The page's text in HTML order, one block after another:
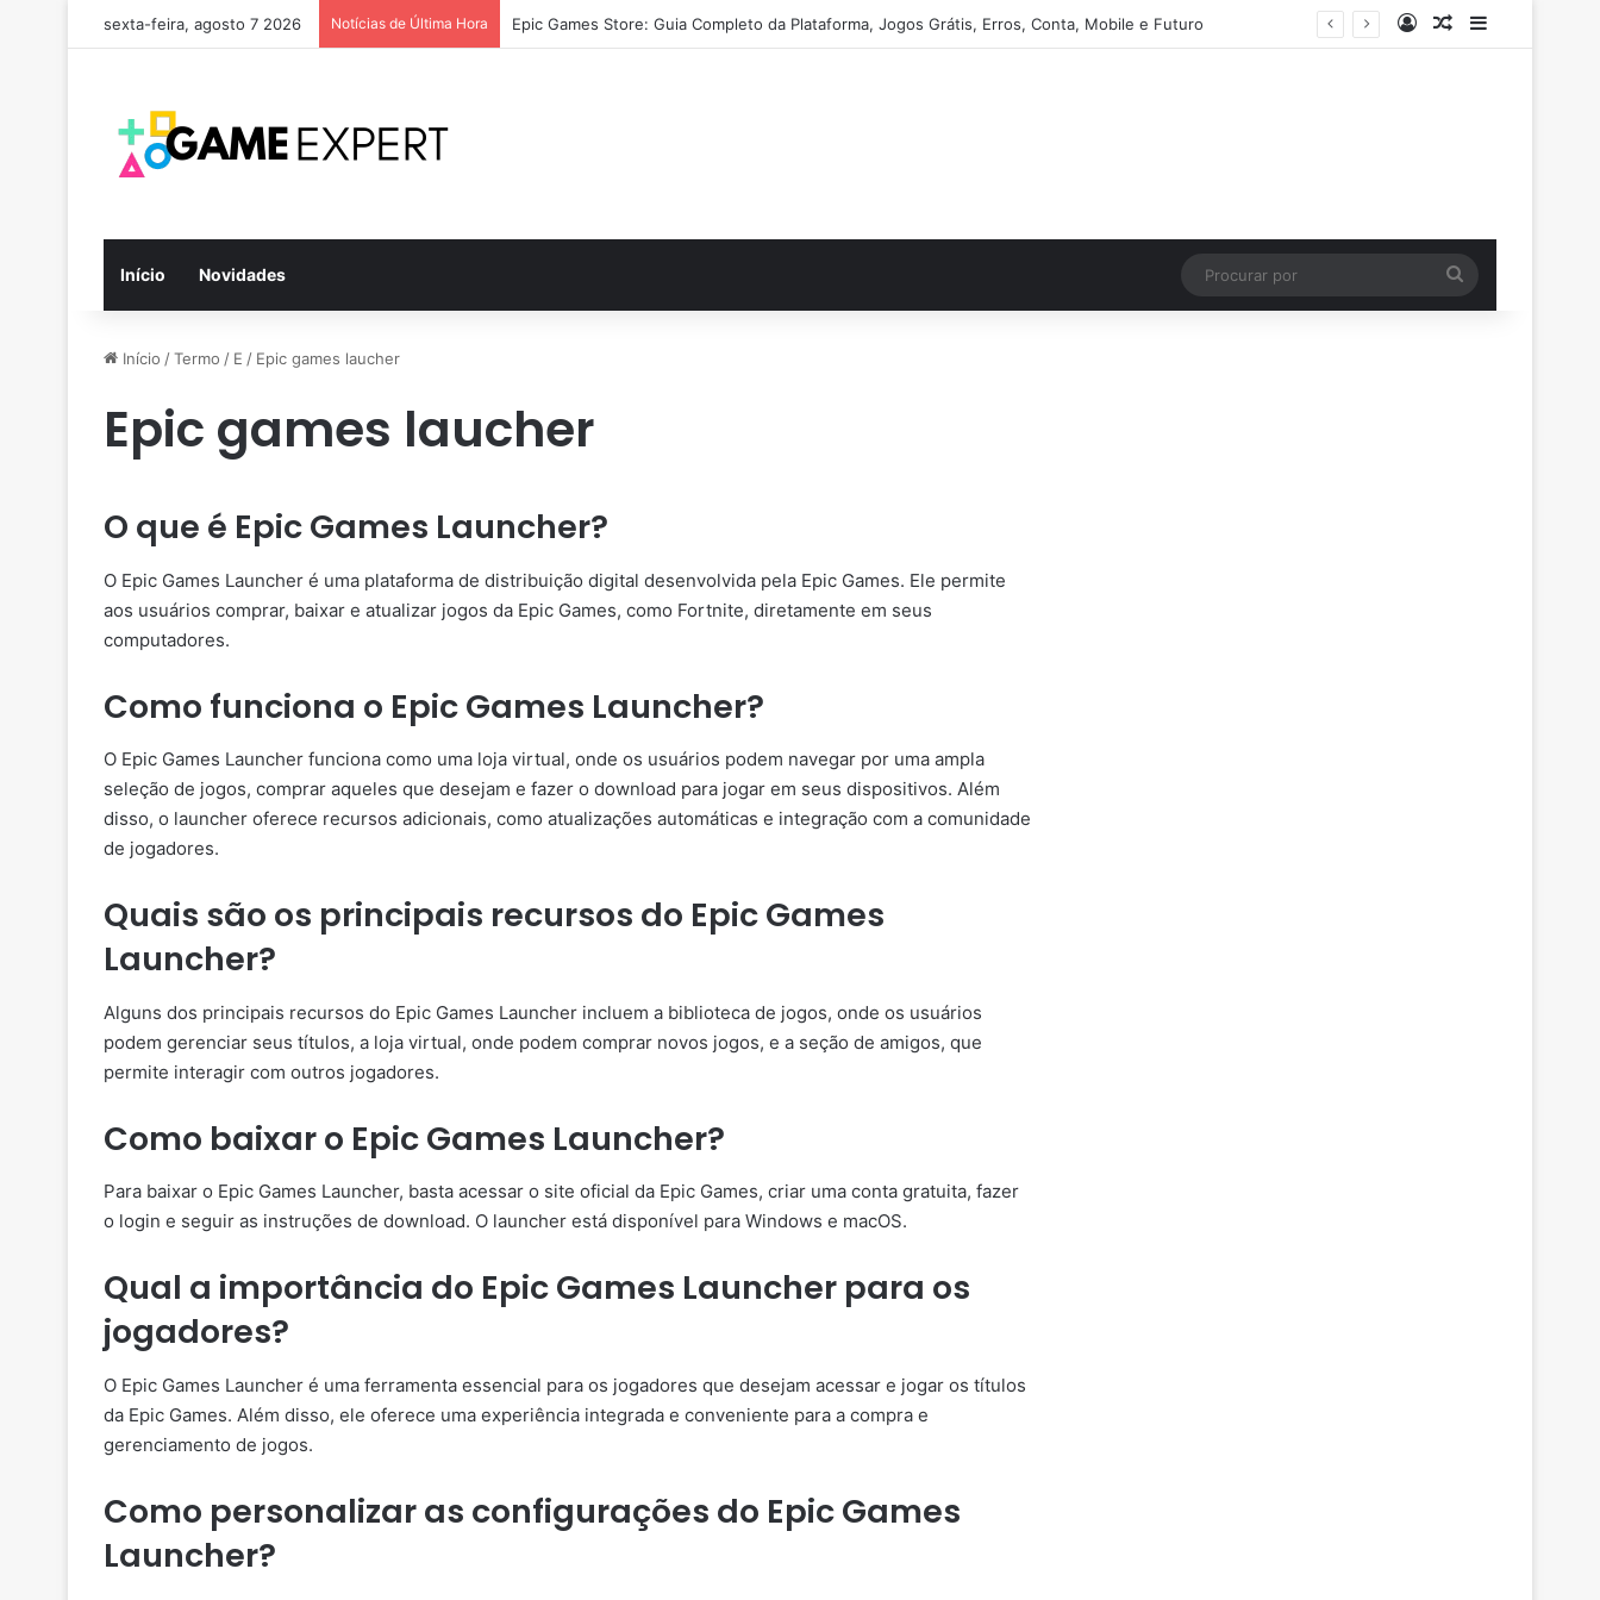
sexta-feira, agosto 7 2026 Notícias de Última Hora Epic Games Store: Guia Completo da Plataforma, Jogos Grátis, Erros, Conta, Mobile e Futuro EntrarArtigo aleatório
Barra Lateral
Início Novidades
por
Início /Termo / E / Epic games laucher
Epic games laucher
O que é Epic Games Launcher?
O Epic Games Launcher é uma plataforma de distribuição digital desenvolvida pela Epic Games. Ele permite
aos usuários comprar, baixar e atualizar jogos da Epic Games, como Fortnite, diretamente em seus
computadores.
Como funciona o Epic Games Launcher?
O Epic Games Launcher funciona como uma loja virtual, onde os usuários podem navegar por uma ampla
seleção de jogos, comprar aqueles que desejam e fazer o download para jogar em seus dispositivos. Além
disso, o launcher oferece recursos adicionais, como atualizações automáticas e integração com a comunidade
de jogadores.
Quais são os principais recursos do Epic Games
Launcher?
Alguns dos principais recursos do Epic Games Launcher incluem a biblioteca de jogos, onde os usuários
podem gerenciar seus títulos, a loja virtual, onde podem comprar novos jogos, e a seção de amigos, que
permite interagir com outros jogadores.
Como baixar o Epic Games Launcher?
Para baixar o Epic Games Launcher, basta acessar o site oficial da Epic Games, criar uma conta gratuita, fazer
o login e seguir as instruções de download. O launcher está disponível para Windows e macOS.
Qual a importância do Epic Games Launcher para os
jogadores?
O Epic Games Launcher é uma ferramenta essencial para os jogadores que desejam acessar e jogar os títulos
da Epic Games. Além disso, ele oferece uma experiência integrada e conveniente para a compra e
gerenciamento de jogos.
Como personalizar as configurações do Epic Games
Launcher?